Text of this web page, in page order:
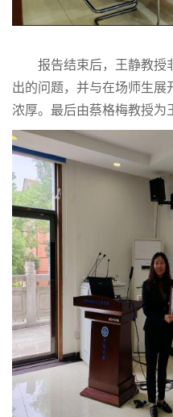
报告结束后，王静教授
出的问题，并与在场师生展
浓厚。最后由蔡格梅教授为